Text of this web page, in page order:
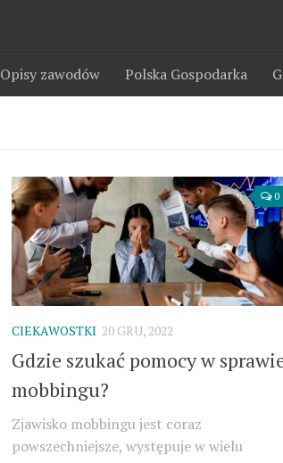
Opisy zawodów Polska Gospodarka
0
CIEKAWOSTKI 20 GRU, 2022
Gdzie szukać pomocy w
mobbingu?
Zjawisko mobbingu jest coraz
powszechniejsze, występuje w wielu